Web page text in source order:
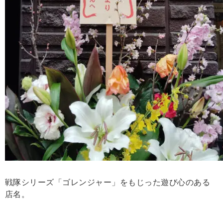
戦隊シリーズ「ゴレンジャー」をもじった遊び心のある
店名。